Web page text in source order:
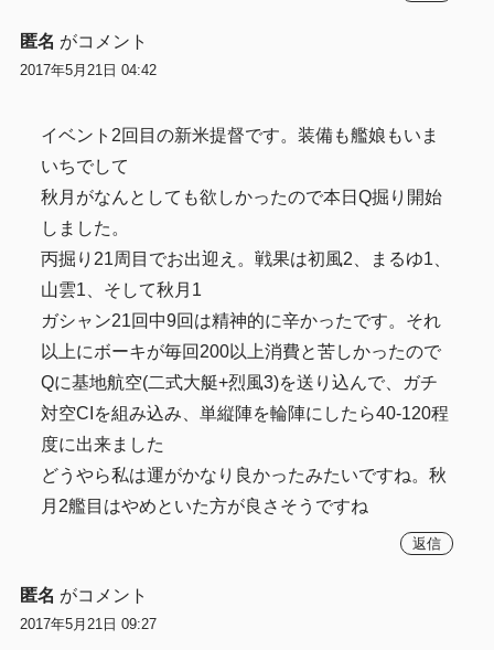
匿名 がコメント
2017年5月21日 04:42
イベント2回目の新米提督です。装備も艦娘もいま
いちでして
秋月がなんとしても欲しかったので本日Q掘り開始
しました。
丙掘り21周目でお出迎え。戦果は初風2、まるゆ1、
山雲1、そして秋月1
ガシャン21回中9回は精神的に辛かったです。それ
以上にボーキが毎回200以上消費と苦しかったので
Qに基地航空(二式大艇+烈風3)を送り込んで、ガチ
対空CIを組み込み、単縦陣を輪陣にしたら40-120程
度に出来ました
どうやら私は運がかなり良かったみたいですね。秋
月2艦目はやめといた方が良さそうですね
返信
匿名 がコメント
2017年5月21日 09:27